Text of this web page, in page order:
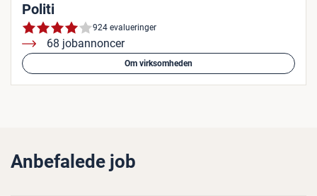
Politi
924 evalueringer
68 jobannoncer
Om virksomheden
Anbefalede job